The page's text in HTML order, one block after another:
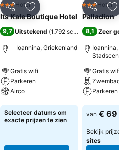
Delen Toevoegen aan
3 Sterren
Hotel
Its Kale Boutique Hotel
9,7 Uitstekend (1.792 scores )
Ioannina, Griekenland
Gratis wifi
Parkeren
Airco
Prijzen bekijken
Selecteer datums om
exacte prijzen te zien
Delen
3 Sterren
Hotel
Palladion
8,1 Zeer
Gratis
Parkeren
Prijzen
van € 69
Bekijk
sites